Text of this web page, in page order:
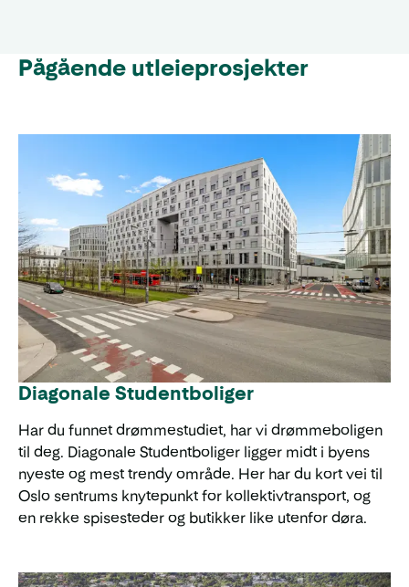
Pågående utleieprosjekter
Diagonale Studentboliger
Har du funnet drømmestudiet, har vi drømmeboligen
til deg. Diagonale Studentboliger ligger midt i byens
nyeste og mest trendy område. Her har du kort vei til
Oslo sentrums knytepunkt for kollektivtransport, og
en rekke spisesteder og butikker like utenfor døra.